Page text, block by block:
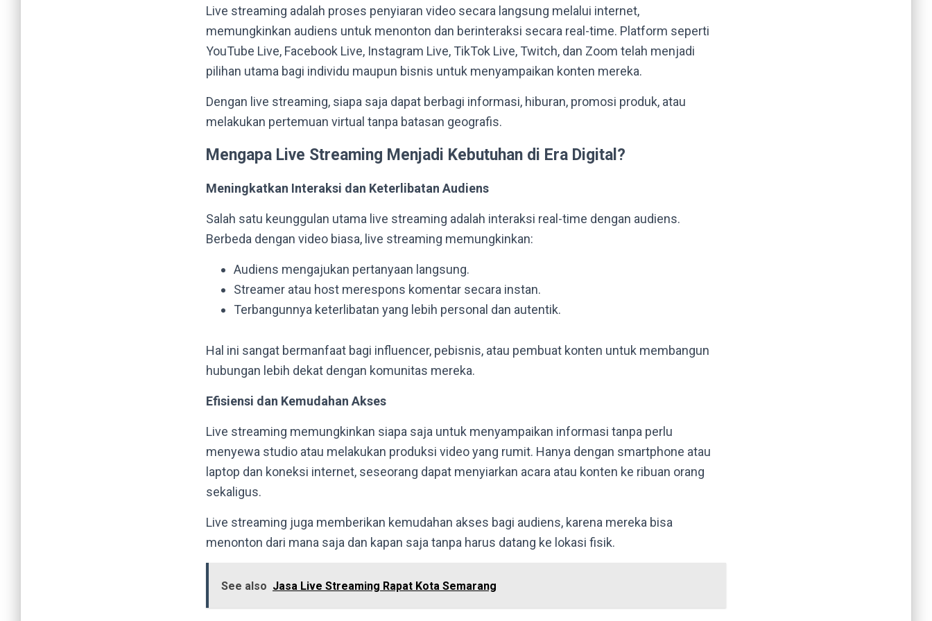
Live streaming adalah proses penyiaran video secara langsung melalui internet,
memungkinkan audiens untuk menonton dan berinteraksi secara real-time. Platform seperti
YouTube Live, Facebook Live, Instagram Live, TikTok Live, Twitch, dan Zoom telah menjadi
pilihan utama bagi individu maupun bisnis untuk menyampaikan konten mereka.
Dengan live streaming, siapa saja dapat berbagi informasi, hiburan, promosi produk, atau
melakukan pertemuan virtual tanpa batasan geografis.
Mengapa Live Streaming Menjadi Kebutuhan di Era Digital?
Meningkatkan Interaksi dan Keterlibatan Audiens
Salah satu keunggulan utama live streaming adalah interaksi real-time dengan audiens.
Berbeda dengan video biasa, live streaming memungkinkan:
Audiens mengajukan pertanyaan langsung.
Streamer atau host merespons komentar secara instan.
Terbangunnya keterlibatan yang lebih personal dan autentik.
Hal ini sangat bermanfaat bagi influencer, pebisnis, atau pembuat konten untuk membangun
hubungan lebih dekat dengan komunitas mereka.
Efisiensi dan Kemudahan Akses
Live streaming memungkinkan siapa saja untuk menyampaikan informasi tanpa perlu
menyewa studio atau melakukan produksi video yang rumit. Hanya dengan smartphone atau
laptop dan koneksi internet, seseorang dapat menyiarkan acara atau konten ke ribuan orang
sekaligus.
Live streaming juga memberikan kemudahan akses bagi audiens, karena mereka bisa
menonton dari mana saja dan kapan saja tanpa harus datang ke lokasi fisik.
See also Jasa Live Streaming Rapat Kota Semarang